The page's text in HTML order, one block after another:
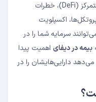
کنم؟
پوشش می‌دهد؟
با رشد چشمگیر اکوسیستم امور مالی غیرمتمرکز (DeFi)، خطرات
اکسپلویت
سرمایه شما را در
بیمه در دیفای اهمیت پیدا
دارایی‌هایشان را در